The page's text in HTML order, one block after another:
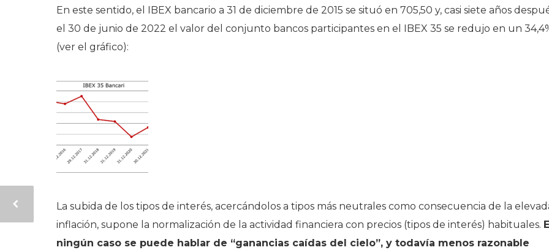
En este sentido, el IBEX bancario a 31 de diciembre de 2015 se situó en 705,50 y, casi siete años
el 30 de junio de 2022 el valor del conjunto bancos participantes en el IBEX 35 se redujo en un
(ver el gráfico):
La subida de los tipos de interés, acercándolos a tipos más neutrales como consecuencia de la
inflación, supone la normalización de la actividad financiera con precios (tipos de interés) habituales.
ningún caso se puede hablar de “ganancias caídas del cielo”, y todavía menos razonable